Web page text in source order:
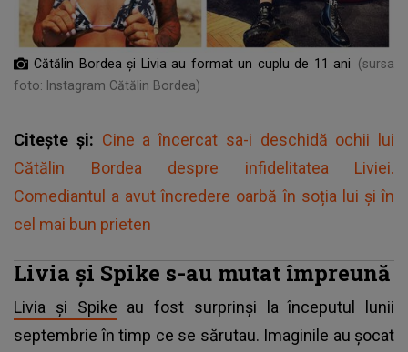
Cătălin Bordea și Livia au format un cuplu de 11 ani
(sursa
foto: Instagram Cătălin Bordea)
Citește și: Cine a încercat sa-i deschidă ochii lui
Cătălin Bordea despre infidelitatea Liviei.
Comediantul a avut încredere oarbă în soția lui și în
cel mai bun prieten
Livia și Spike s-au mutat împreună
Livia și Spike au fost surprinși la începutul lunii
septembrie în timp ce se sărutau. Imaginile au șocat